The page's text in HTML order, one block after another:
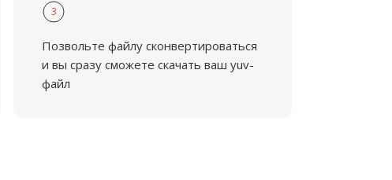
3
Позвольте файлу сконвертироваться
и вы сразу сможете скачать ваш yuv-
файл